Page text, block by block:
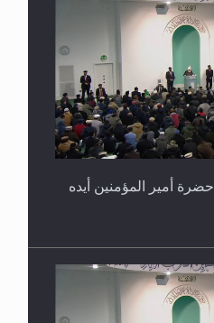
ومهيمنٌ عليها.. ليس
أمير المؤمنين أيده